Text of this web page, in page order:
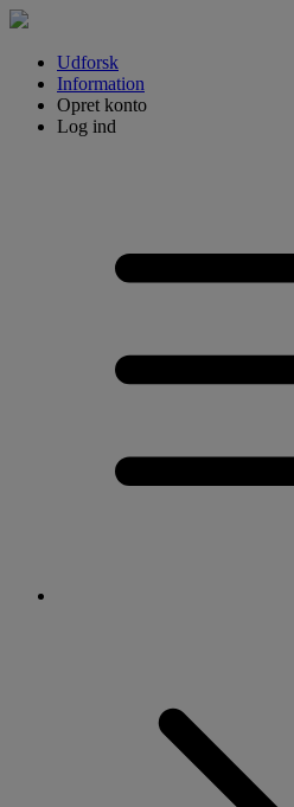
Udforsk
Information
Opret konto
Log ind